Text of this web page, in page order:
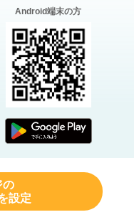
Android端末の方
の
設定